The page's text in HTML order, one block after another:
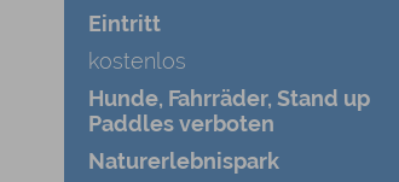
Eintritt
kostenlos
Hunde, Fahrräder, Stand up
Paddles verboten
Naturerlebnispark